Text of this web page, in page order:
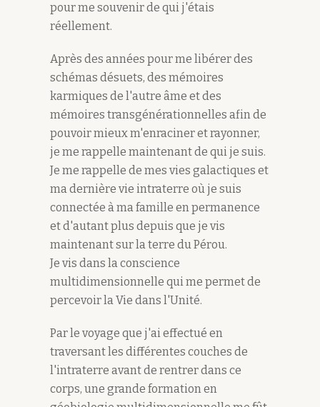
pour me souvenir de qui j'étais
réellement.
Après des années pour me libérer des
schémas désuets, des mémoires
karmiques de l'autre âme et des
mémoires transgénérationnelles afin de
pouvoir mieux m'enraciner et rayonner,
je me rappelle maintenant de qui je suis.
Je me rappelle de mes vies galactiques et
ma dernière vie intraterre où je suis
connectée à ma famille en permanence
et d'autant plus depuis que je vis
maintenant sur la terre du Pérou.
Je vis dans la conscience
multidimensionnelle qui me permet de
percevoir la Vie dans l'Unité.
Par le voyage que j'ai effectué en
traversant les différentes couches de
l'intraterre avant de rentrer dans ce
corps, une grande formation en